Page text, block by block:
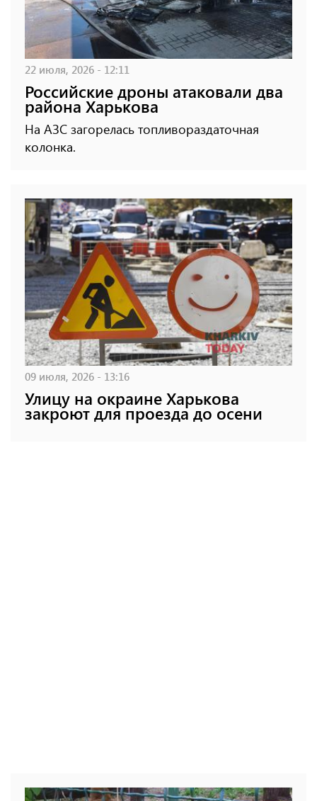
22 июля, 2026 - 12:11
Российские дроны атаковали два
района Харькова
На АЗС загорелась топливораздаточная
колонка.
09 июля, 2026 - 13:16
Улицу на окраине Харькова
закроют для проезда до осени